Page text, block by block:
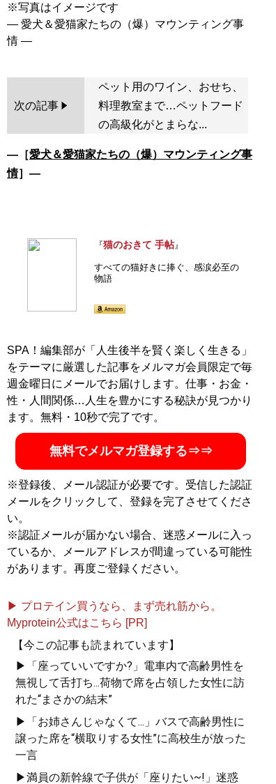
※写真はイメージです
― 愛犬＆愛猫家たちの（爆）マウンティング事
次の記事
ペット用のワイン、おせち、
料理教室まで…ペットフード
の高級化がとまらな...
―［愛犬＆愛猫家たちの（爆）マウンティング事
情］―
『猫のおきて 手帖』
すべての猫好きに捧ぐ、感涙必至の
物語
SPA！編集部が「人生後半を賢く楽しく生きる」
をテーマに厳選した記事をメルマガ会員限定で毎
週金曜日にメールでお届けします。仕事・お金・
性・人間関係…人生を豊かにする秘訣が見つかり
ます。無料・10秒で完了です。
無料でメルマガ登録する⇒⇒
※登録後、メール認証が必要です。受信した認証
メールをクリックして、登録を完了させてくださ
い。
※認証メールが届かない場合、迷惑メールに入っ
ているか、メールアドレスが間違っている可能性
があります。再度ご登録ください。
▶ プロテイン買うなら、まず売れ筋から。
Myprotein公式はこちら [PR]
【今この記事も読まれています】
▶「座っていいですか?」電車内で高齢男性を
無視して舌打ち...荷物で席を占領した女性に訪
れた“まさかの結末”
▶「お姉さんじゃなくて...」バスで高齢男性に
譲った席を“横取りする女性”に高校生が放った
一言
▶満員の新幹線で子供が「座りたい~!」迷惑